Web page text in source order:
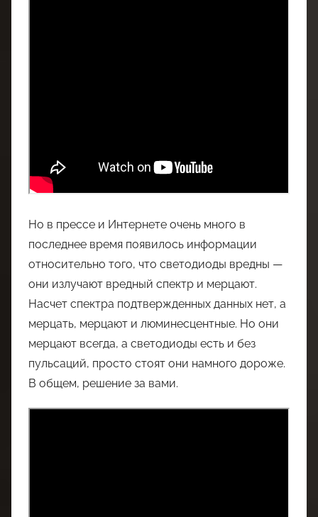
Но в прессе и Интернете очень много в
последнее время появилось информации
относительно того, что светодиоды вредны —
они излучают вредный спектр и мерцают.
Насчет спектра подтвержденных данных нет, а
мерцать, мерцают и люминесцентные. Но они
мерцают всегда, а светодиоды есть и без
пульсаций, просто стоят они намного дороже.
В общем, решение за вами.